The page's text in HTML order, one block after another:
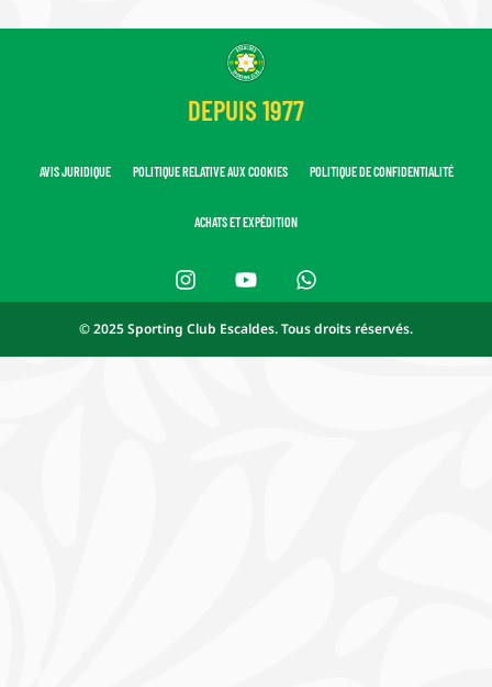
DEPUIS 1977
AVIS JURIDIQUE POLITIQUE RELATIVE AUX COOKIES POLITIQUE DE CONFIDENTIALITÉ
ACHATS ET EXPÉDITION
© 2025 Sporting Club Escaldes. Tous droits réservés.